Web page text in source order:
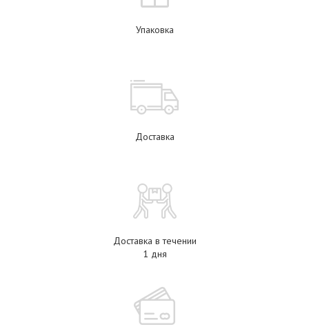
Упаковка
Доставка
Доставка в течении
1 дня